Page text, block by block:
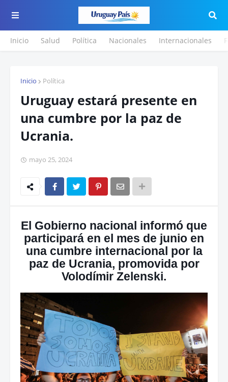
Inicio Salud Política Nacionales Internacionales
Inicio Política
Uruguay estará presente en
una cumbre por la paz de
Ucrania.
mayo 25, 2024
El Gobierno nacional informó que
participará en el mes de junio en
una cumbre internacional por la
paz de Ucrania, promovida por
Volodímir Zelenski.